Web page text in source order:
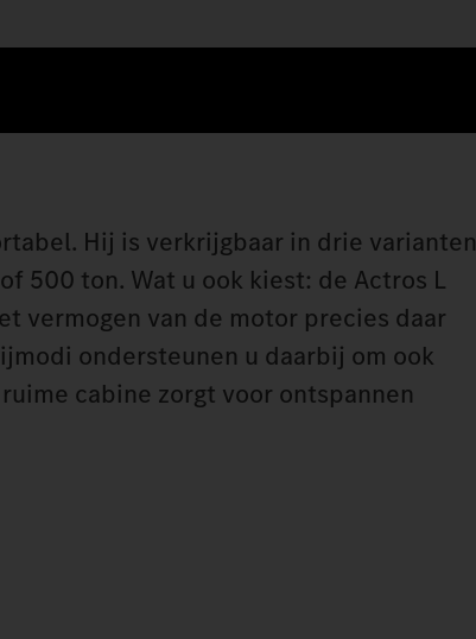
Hij is verkrijgbaar in drie varianten
500 ton. Wat u ook kiest: de Actros L
vermogen van de motor precies daar
ondersteunen u daarbij om ook
cabine zorgt voor ontspannen